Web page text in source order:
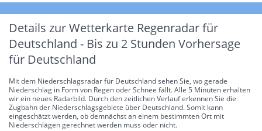
Details zur Wetterkarte Regenradar für
Deutschland - Bis zu 2 Stunden Vorhersage
für Deutschland
Mit dem Niederschlagsradar für Deutschland sehen Sie, wo gerade
Niederschlag in Form von Regen oder Schnee fällt. Alle 5 Minuten erhalten
wir ein neues Radarbild. Durch den zeitlichen Verlauf erkennen Sie die
Zugbahn der Niederschlagsgebiete über Deutschland. Somit kann
eingeschätzt werden, ob demnächst an einem bestimmten Ort mit
Niederschlägen gerechnet werden muss oder nicht.